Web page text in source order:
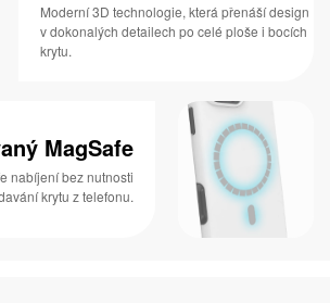
Moderní 3D technologie, která přenáší design
v dokonalých detailech po celé ploše i bocích
krytu.
MagSafe
nabíjení bez nutnosti
krytu z telefonu.